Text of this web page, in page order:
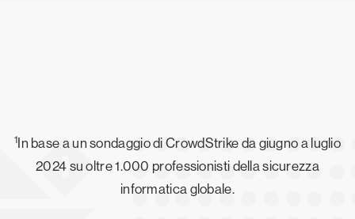
1 In base a un sondaggio di CrowdStrike da giugno a luglio
2024 su oltre 1.000 professionisti della sicurezza
informatica globale.